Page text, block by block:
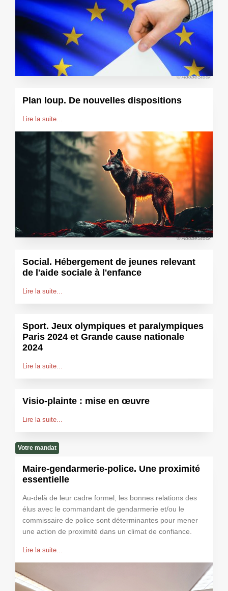
© AdobeStock
Plan loup. De nouvelles dispositions
Lire la suite...
© AdobeStock
Social. Hébergement de jeunes relevant
de l'aide sociale à l'enfance
Lire la suite...
Sport. Jeux olympiques et paralympiques
Paris 2024 et Grande cause nationale
2024
Lire la suite...
Visio-plainte : mise en œuvre
Lire la suite...
Votre mandat
Maire-gendarmerie-police. Une proximité
essentielle
Au-delà de leur cadre formel, les bonnes relations des
élus avec le commandant de gendarmerie et/ou le
commissaire de police sont déterminantes pour mener
une action de proximité dans un climat de confiance.
Lire la suite...